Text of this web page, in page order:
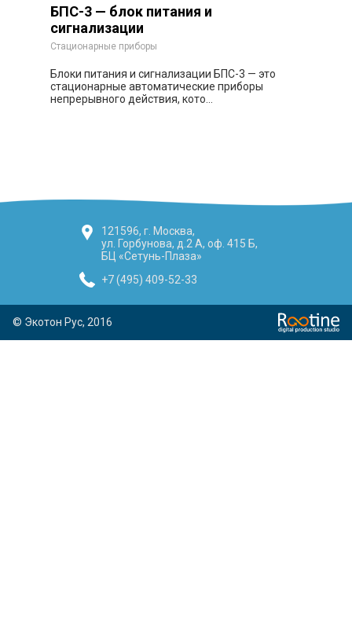
БПС-3 — блок питания и
сигнализации
Стационарные приборы
Блоки питания и сигнализации БПС-3 — это
стационарные автоматические приборы
непрерывного действия, кото...
121596, г. Москва,
ул. Горбунова, д.2 А, оф. 415 Б,
БЦ «Сетунь-Плаза»
+7 (495) 409-52-33
© Экотон Рус, 2016